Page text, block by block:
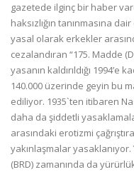
gazetede ilginç bir haber
haksızlığın tanınmasına
yasal olarak erkekler
cezalandıran “175. Madde
yasanın kaldırıldığı 1994’e
140.000 üzerinde geyin bu
ediliyor. 1935`ten itibaren
daha da şiddetli
arasındaki erotizmi
yakınlaşmalar
(BRD) zamanında da